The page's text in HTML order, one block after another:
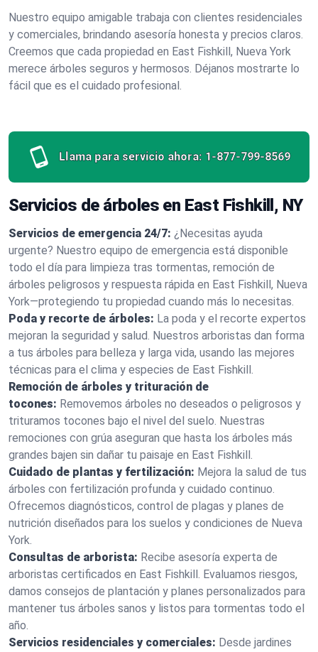
Nuestro equipo amigable trabaja con clientes residenciales
y comerciales, brindando asesoría honesta y precios claros.
Creemos que cada propiedad en East Fishkill, Nueva York
merece árboles seguros y hermosos. Déjanos mostrarte lo
fácil que es el cuidado profesional.
Llama para servicio ahora: 1-877-799-8569
Servicios de árboles en East Fishkill, NY
Servicios de emergencia 24/7: ¿Necesitas ayuda
urgente? Nuestro equipo de emergencia está disponible
todo el día para limpieza tras tormentas, remoción de
árboles peligrosos y respuesta rápida en East Fishkill, Nueva
York—protegiendo tu propiedad cuando más lo necesitas.
Poda y recorte de árboles: La poda y el recorte expertos
mejoran la seguridad y salud. Nuestros arboristas dan forma
a tus árboles para belleza y larga vida, usando las mejores
técnicas para el clima y especies de East Fishkill.
Remoción de árboles y trituración de
tocones: Removemos árboles no deseados o peligrosos y
trituramos tocones bajo el nivel del suelo. Nuestras
remociones con grúa aseguran que hasta los árboles más
grandes bajen sin dañar tu paisaje en East Fishkill.
Cuidado de plantas y fertilización: Mejora la salud de tus
árboles con fertilización profunda y cuidado continuo.
Ofrecemos diagnósticos, control de plagas y planes de
nutrición diseñados para los suelos y condiciones de Nueva
York.
Consultas de arborista: Recibe asesoría experta de
arboristas certificados en East Fishkill. Evaluamos riesgos,
damos consejos de plantación y planes personalizados para
mantener tus árboles sanos y listos para tormentas todo el
año.
Servicios residenciales y comerciales: Desde jardines